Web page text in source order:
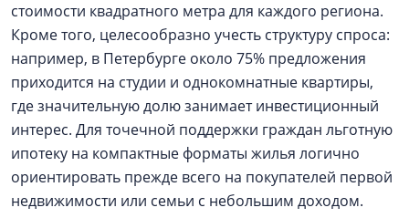
стоимости квадратного метра для каждого региона.
Кроме того, целесообразно учесть структуру спроса:
например, в Петербурге около 75% предложения
приходится на студии и однокомнатные квартиры,
где значительную долю занимает инвестиционный
интерес. Для точечной поддержки граждан льготную
ипотеку на компактные форматы жилья логично
ориентировать прежде всего на покупателей первой
недвижимости или семьи с небольшим доходом.